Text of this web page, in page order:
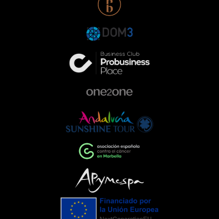
responsabilidad y compromiso.Nuestra
participación con Range Rover en esta
gala responde a una forma de entender
excelencia en el sector de la
automoción. Queremos ser parte activa
de la comunidad, colaborando con
sociedad más comprometida y más
humana.Empresas que impulsan el
cambioEventos como la Gala de la AECC
ponen de manifiesto el importante
papel que pueden desempeñar las
empresas cuando unen esfuerzos en
torno a una causa común. La
colaboración entre entidades,